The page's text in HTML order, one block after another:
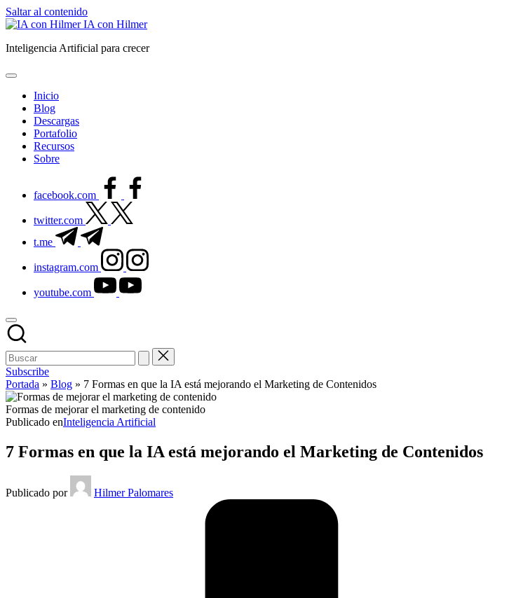
Saltar al contenido
IA con Hilmer
Inteligencia Artificial para crecer
Inicio
Blog
Descargas
Portafolio
Recursos
Sobre
facebook.com
twitter.com
t.me
instagram.com
youtube.com
Subscribe
Portada » Blog » 7 Formas en que la IA está mejorando el Marketing de Contenidos
Formas de mejorar el marketing de contenido
Publicado enInteligencia Artificial
7 Formas en que la IA está mejorando el Marketing de Contenidos
Publicado por Hilmer Palomares